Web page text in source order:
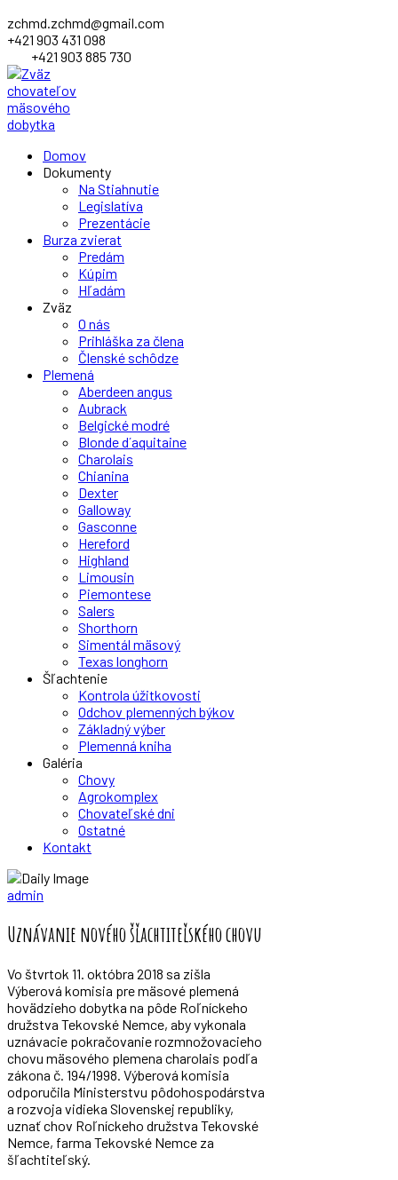
zchmd.zchmd@gmail.com
+421 903 431 098
+421 903 885 730
ProfileDomov
Dokumenty
Na Stiahnutie
Legislatíva
Prezentácie
Burza zvierat
Predám
Kúpim
Hľadám
Zväz
O nás
Prihláška za člena
Členské schôdze
Plemená
Aberdeen angus
Aubrack
Belgické modré
Blonde d´aquitaine
Charolais
Chianina
Dexter
Galloway
Gasconne
Hereford
Highland
Limousin
Piemontese
Salers
Shorthorn
Simentál mäsový
Texas longhorn
Šľachtenie
Kontrola úžitkovosti
Odchov plemenných býkov
Základný výber
Plemenná kniha
Galéria
Chovy
Agrokomplex
Chovateľské dni
Ostatné
Kontakt
admin
Uznávanie nového šľachtiteľského chovu
Vo štvrtok 11. októbra 2018 sa zišla
Výberová komisia pre mäsové plemená
hovädzieho dobytka na pôde Roľníckeho
družstva Tekovské Nemce, aby vykonala
uznávacie pokračovanie rozmnožovacieho
chovu mäsového plemena charolais podľa
zákona č. 194/1998. Výberová komisia
odporučila Ministerstvu pôdohospodárstva
a rozvoja vidieka Slovenskej republiky,
uznať chov Roľníckeho družstva Tekovské
Nemce, farma Tekovské Nemce za
šľachtiteľský.